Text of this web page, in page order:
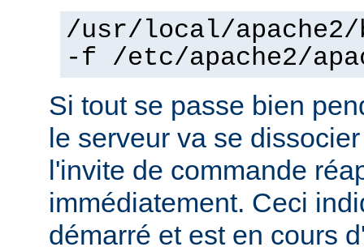
/usr/local/
-f /etc/apache2/
Si tout se passe bien
le serveur va se
l'invite de commande
immédiatement. Ceci
démarré et est en cours